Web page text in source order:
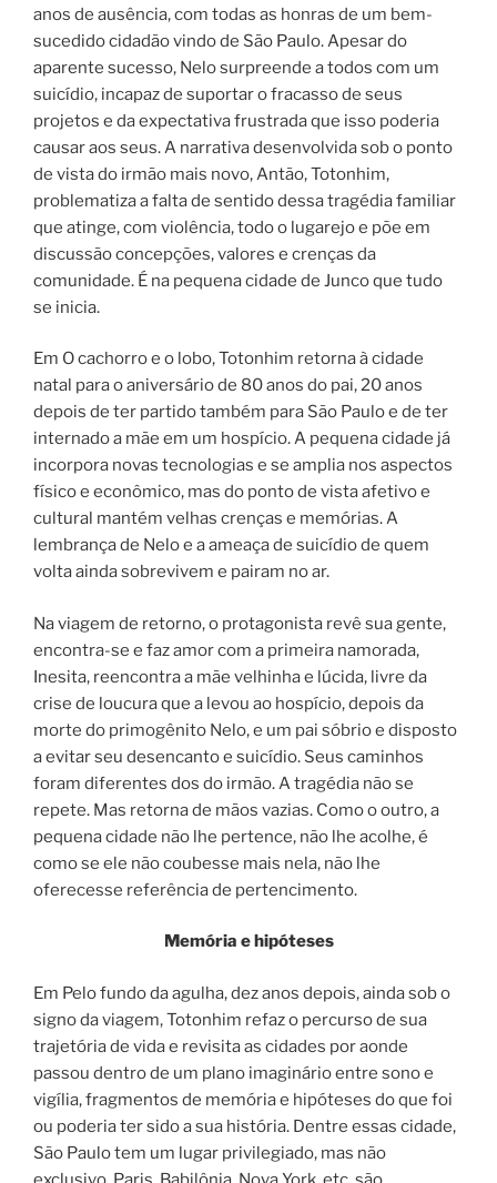
anos de ausência, com todas as honras de um bem-
sucedido cidadão vindo de São Paulo. Apesar do
aparente sucesso, Nelo surpreende a todos com um
suicídio, incapaz de suportar o fracasso de seus
projetos e da expectativa frustrada que isso poderia
causar aos seus. A narrativa desenvolvida sob o ponto
de vista do irmão mais novo, Antão, Totonhim,
problematiza a falta de sentido dessa tragédia familiar
que atinge, com violência, todo o lugarejo e põe em
discussão concepções, valores e crenças da
comunidade. É na pequena cidade de Junco que tudo
se inicia.
Em O cachorro e o lobo, Totonhim retorna à cidade
natal para o aniversário de 80 anos do pai, 20 anos
depois de ter partido também para São Paulo e de ter
internado a mãe em um hospício. A pequena cidade já
incorpora novas tecnologias e se amplia nos aspectos
físico e econômico, mas do ponto de vista afetivo e
cultural mantém velhas crenças e memórias. A
lembrança de Nelo e a ameaça de suicídio de quem
volta ainda sobrevivem e pairam no ar.
Na viagem de retorno, o protagonista revê sua gente,
encontra-se e faz amor com a primeira namorada,
Inesita, reencontra a mãe velhinha e lúcida, livre da
crise de loucura que a levou ao hospício, depois da
morte do primogênito Nelo, e um pai sóbrio e disposto
a evitar seu desencanto e suicídio. Seus caminhos
foram diferentes dos do irmão. A tragédia não se
repete. Mas retorna de mãos vazias. Como o outro, a
pequena cidade não lhe pertence, não lhe acolhe, é
como se ele não coubesse mais nela, não lhe
oferecesse referência de pertencimento.
Memória e hipóteses
Em Pelo fundo da agulha, dez anos depois, ainda sob o
signo da viagem, Totonhim refaz o percurso de sua
trajetória de vida e revisita as cidades por aonde
passou dentro de um plano imaginário entre sono e
vigília, fragmentos de memória e hipóteses do que foi
ou poderia ter sido a sua história. Dentre essas cidade,
São Paulo tem um lugar privilegiado, mas não